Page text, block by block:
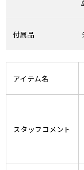
付属品
アイテム名
スタッフコメント